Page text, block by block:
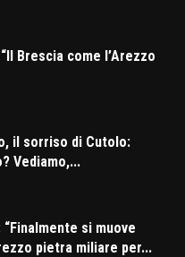
Brescia come l’Arezzo
il sorriso di Cutolo:
Vediamo,...
si muove
pietra miliare per...